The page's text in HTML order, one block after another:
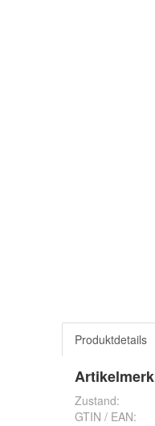
Produktdetails
Zustand:
GTIN / EAN: